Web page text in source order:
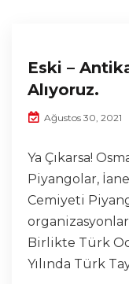
Eski –
Alıyoruz.
Ağustos 30, 2021
Ya Çıkarsa!
Piyangolar,
Cemiyeti
Birlikte Türk
Yılında Türk